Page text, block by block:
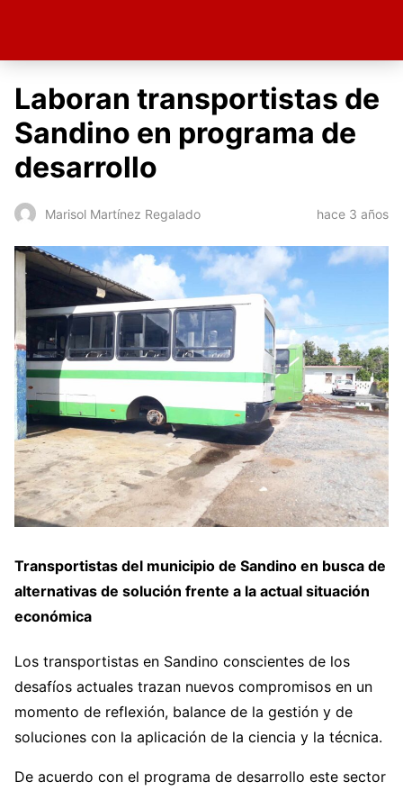
Laboran transportistas de
Sandino en programa de
desarrollo
Marisol Martínez Regalado hace 3 años
Transportistas del municipio de Sandino en busca de
alternativas de solución frente a la actual situación
económica
Los transportistas en Sandino conscientes de los
desafíos actuales trazan nuevos compromisos en un
momento de reflexión, balance de la gestión y de
soluciones con la aplicación de la ciencia y la técnica.
De acuerdo con el programa de desarrollo este sector